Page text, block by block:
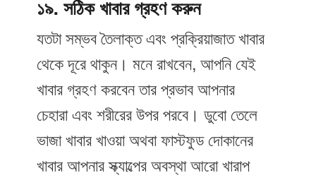
১৯. সঠিক খাবার গ্রহণ করুন
যতটা সম্ভব তৈলাক্ত এবং প্রক্রিয়াজাত খাবার
থেকে দূরে থাকুন। মনে রাখবেন, আপনি যেই
খাবার গ্রহণ করবেন তার প্রভাব আপনার
চেহারা এবং শরীরের উপর পরবে। ডুবো তেলে
ভাজা খাবার খাওয়া অথবা ফাস্টফুড দোকানের
খাবার আপনার স্ক্যাল্পের অবস্থা আরো খারাপ